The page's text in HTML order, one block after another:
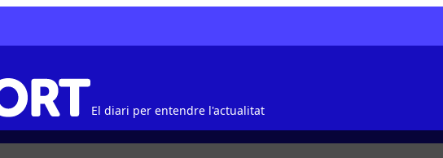
El diari per entendre l'actualitat